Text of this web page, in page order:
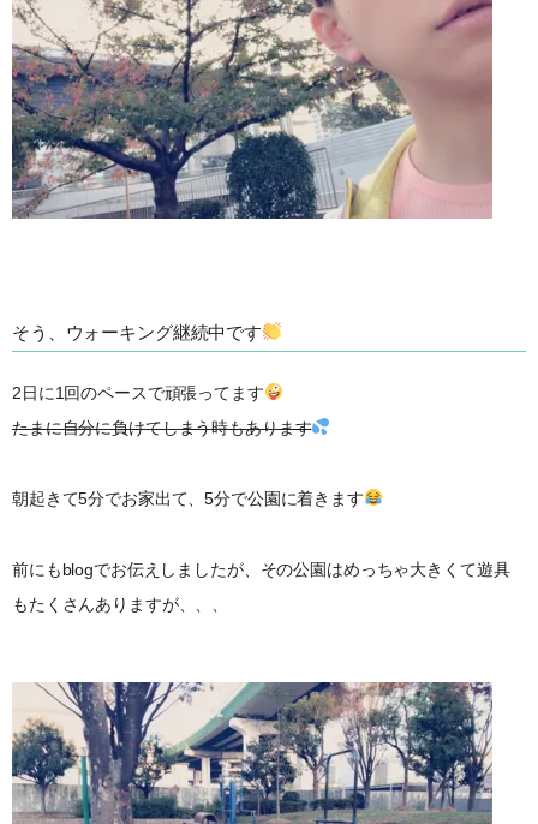
そう、ウォーキング継続中です
2日に1回のペースで頑張ってます
たまに自分に負けてしまう時もあります
朝起きて5分でお家出て、5分で公園に着きます
前にもblogでお伝えしましたが、その公園はめっちゃ大きくて遊具
もたくさんありますが、、、